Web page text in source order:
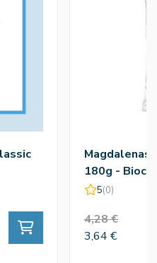
Magdalenas
180g -
5(0)
4,28 €
3,64 €